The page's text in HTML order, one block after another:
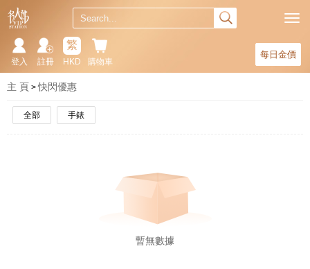
每日金價
購物車
繁
HKD
註冊
登入
主 頁 快閃優惠
全部 手錶
暫無數據